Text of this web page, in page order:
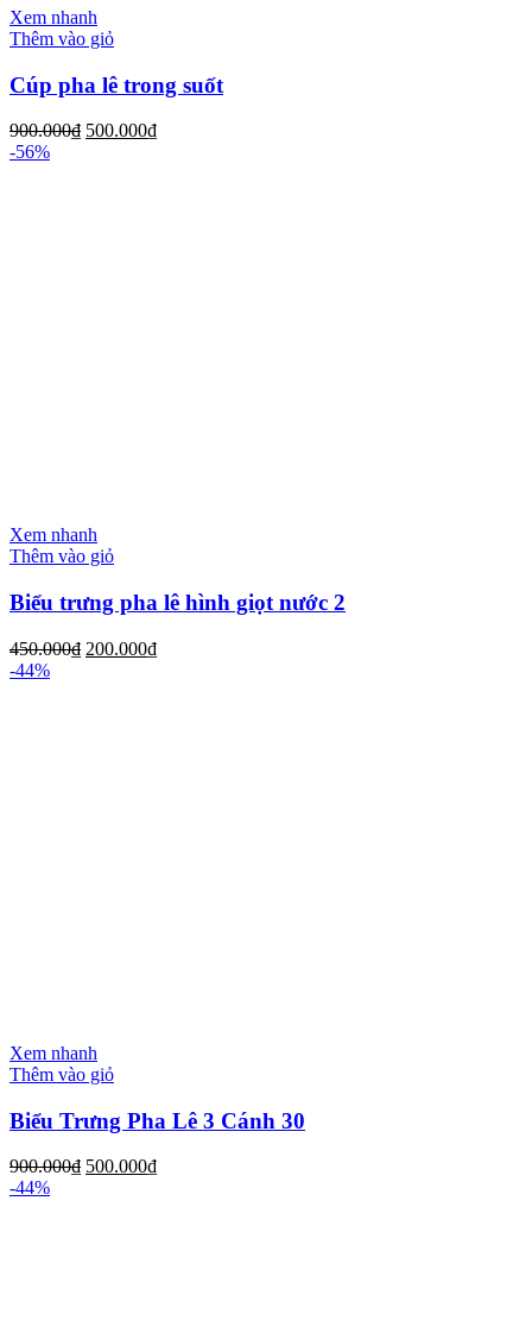
Xem nhanh
Thêm vào giỏ
Cúp pha lê trong suốt
900.000₫ 500.000₫
-56%
Xem nhanh
Thêm vào giỏ
Biểu trưng pha lê hình giọt nước 2
450.000₫ 200.000₫
-44%
Xem nhanh
Thêm vào giỏ
Biểu Trưng Pha Lê 3 Cánh 30
900.000₫ 500.000₫
-44%